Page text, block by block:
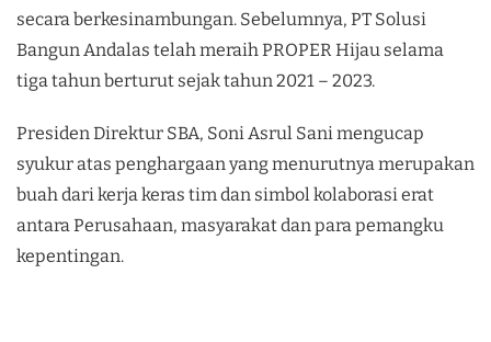
secara berkesinambungan. Sebelumnya, PT Solusi
Bangun Andalas telah meraih PROPER Hijau selama
tiga tahun berturut sejak tahun 2021 – 2023.
Presiden Direktur SBA, Soni Asrul Sani mengucap
syukur atas penghargaan yang menurutnya merupakan
buah dari kerja keras tim dan simbol kolaborasi erat
antara Perusahaan, masyarakat dan para pemangku
kepentingan.